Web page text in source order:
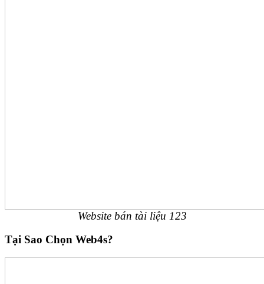
Website bán tài liệu 123
Tại Sao Chọn Web4s?